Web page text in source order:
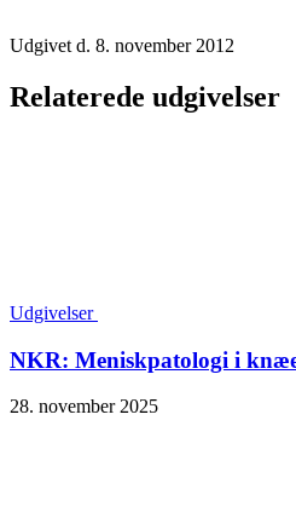
Udgivet d. 8. november 2012
Relaterede udgivelser
Udgivelser
NKR: Meniskpatologi i
28. november 2025